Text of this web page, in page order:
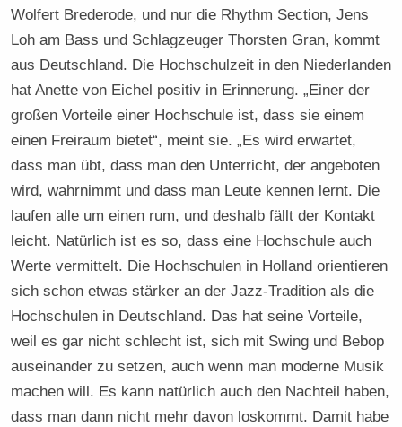
Wolfert Brederode, und nur die Rhythm Section, Jens
Loh am Bass und Schlagzeuger Thorsten Gran, kommt
aus Deutschland. Die Hochschulzeit in den Niederlanden
hat Anette von Eichel positiv in Erinnerung. „Einer der
großen Vorteile einer Hochschule ist, dass sie einem
einen Freiraum bietet“, meint sie. „Es wird erwartet,
dass man übt, dass man den Unterricht, der angeboten
wird, wahrnimmt und dass man Leute kennen lernt. Die
laufen alle um einen rum, und deshalb fällt der Kontakt
leicht. Natürlich ist es so, dass eine Hochschule auch
Werte vermittelt. Die Hochschulen in Holland orientieren
sich schon etwas stärker an der Jazz-Tradition als die
Hochschulen in Deutschland. Das hat seine Vorteile,
weil es gar nicht schlecht ist, sich mit Swing und Bebop
auseinander zu setzen, auch wenn man moderne Musik
machen will. Es kann natürlich auch den Nachteil haben,
dass man dann nicht mehr davon loskommt. Damit habe